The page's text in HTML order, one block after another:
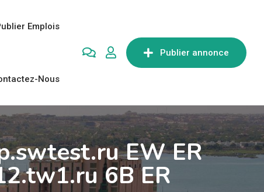
Publier annonce
Emplois
Nous
EW ER
6B ER